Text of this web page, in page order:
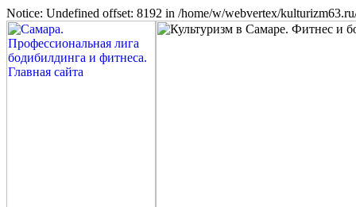
Notice: Undefined offset: 8192 in /home/w/webvertex/